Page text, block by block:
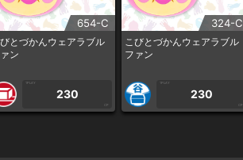
654-C
とづかんウェアラブル
ン
1PLAY
230
CP
324-C
こびとづかんウェアラブル
ファン
1PLAY
230
CP